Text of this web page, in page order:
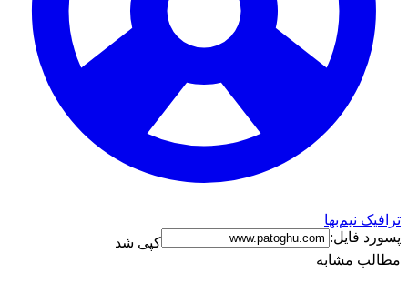
ترافیک نیم‌بها
پسورد فایل:
کپی شد
مطالب مشابه